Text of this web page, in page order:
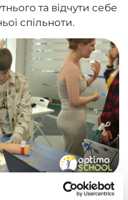
та відчути себе
спільноти.